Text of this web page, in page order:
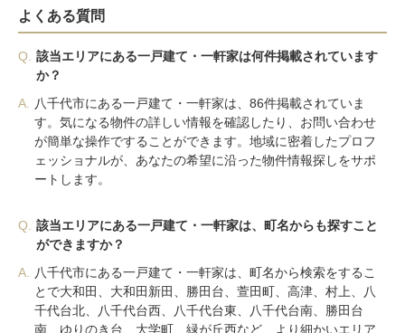
よくある質問
Q.
該当エリアにある一戸建て・一軒家は何件掲載されています
か？
A.
八千代市にある一戸建て・一軒家は、86件掲載されていま
す。気になる物件の詳しい情報を確認したり、お問い合わせ
が簡単な操作ですることができます。地域に密着したプロフ
ェッショナルが、あなたの希望に沿った物件情報探しをサポ
ートします。
Q.
該当エリアにある一戸建て・一軒家は、町名からも探すこと
ができますか？
A.
八千代市にある一戸建て・一軒家は、町名から検索をするこ
とで大和田、大和田新田、勝田台、萱田町、高津、村上、八
千代台北、八千代台西、八千代台東、八千代台南、勝田台
南、ゆりのき台、大学町、緑が丘西など、より細かいエリア